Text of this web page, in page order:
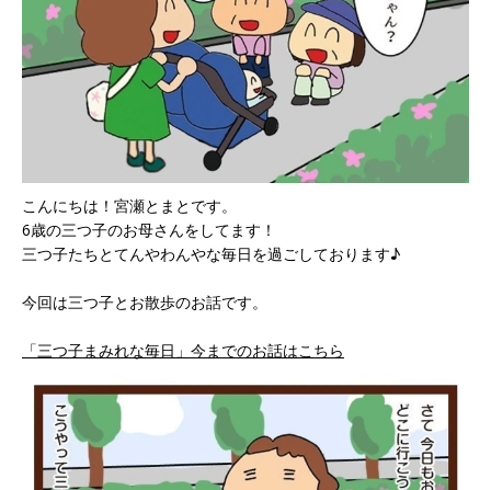
こんにちは！宮瀬とまとです。
6歳の三つ子のお母さんをしてます！
三つ子たちとてんやわんやな毎日を過ごしております♪
今回は三つ子とお散歩のお話です。
「三つ子まみれな毎日」今までのお話はこちら